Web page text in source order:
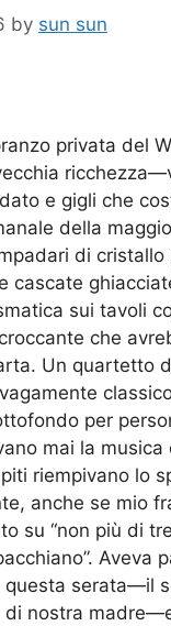
by sun sun
privata del
e gigli che
della
di
cascate
sui tavoli
che
Un quartetto
per
mai la
riempivano lo
anche se mio
su “non più di
Aveva
questa serata—il
di nostra